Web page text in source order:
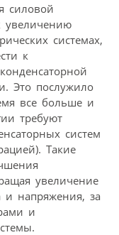
силовой
увеличению
системах,
к
Это послужило
все больше и
требуют
систем
Такие
увеличение
и напряжения, за
и